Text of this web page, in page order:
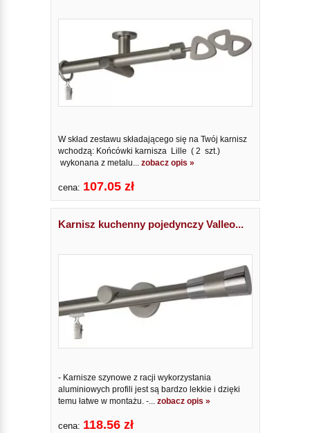
W skład zestawu składającego się na Twój karnisz
wchodzą: Końcówki karnisza Lille ( 2 szt.)
wykonana z metalu... zobacz opis »
cena: 107.05 zł
Karnisz kuchenny pojedynczy Valleo...
- Karnisze szynowe z racji wykorzystania
aluminiowych profili jest są bardzo lekkie i dzięki
temu łatwe w montażu. -... zobacz opis »
cena: 118.56 zł